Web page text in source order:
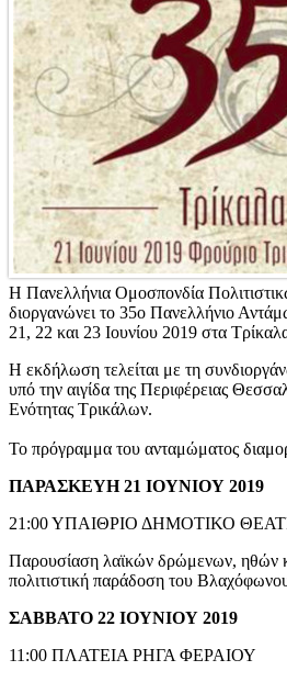
Η Πανελλήνια Ομοσπονδία
διοργανώνει το 35ο Πανελλήνιο
21, 22 και 23 Ιουνίου 2019 στα
Η εκδήλωση τελείται με τη
υπό την αιγίδα της Περιφέρειας
Ενότητας Τρικάλων.
Το πρόγραμμα του ανταμώματος
ΠΑΡΑΣΚΕΥΗ 21 ΙΟΥΝΙΟΥ 2019
21:00 ΥΠΑΙΘΡΙΟ ΔΗΜΟΤΙΚΟ
Παρουσίαση λαϊκών δρώμενων, ηθών
πολιτιστική παράδοση του
ΣΑΒΒΑΤΟ 22 ΙΟΥΝΙΟΥ 2019
11:00 ΠΛΑΤΕΙΑ ΡΗΓΑ ΦΕΡΑΙΟΥ